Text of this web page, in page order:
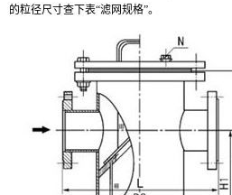
的粒径尺寸查下表“滤网规格”。